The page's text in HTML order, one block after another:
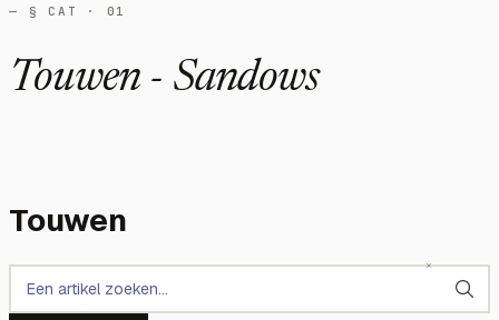
— § CAT · 01
Touwen - Sandows
Touwen